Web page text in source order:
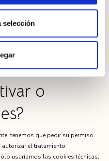
selección
o
tenemos que pedir su permiso
el tratamiento
usaríamos las cookies técnicas,